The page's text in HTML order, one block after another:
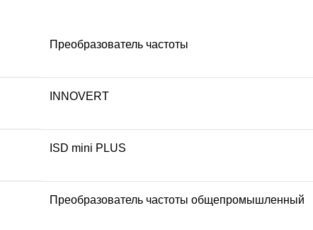
Преобразователь частоты
INNOVERT
ISD mini PLUS
Преобразователь частоты общепромышленный